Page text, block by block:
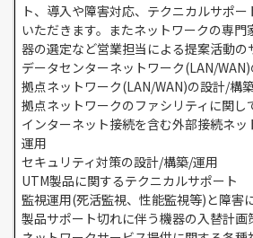
ト、導入や障害対応、テクニカルサポ
いただきます。またネットワークの専門
器の選定など営業担当による提案活動の
データセンターネットワーク(LAN/
拠点ネットワーク(LAN/WAN)の設計/構
拠点ネットワークのファシリティに関し
インターネット接続を含む外部接続ネ
運用
セキュリティ対策の設計/構築/運用
UTM製品に関するテクニカルサポート
監視運用(死活監視、性能監視等)と障害
製品サポート切れに伴う機器の入替計画